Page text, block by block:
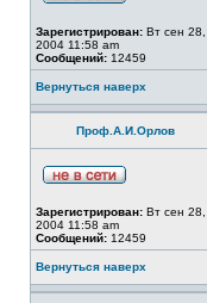
Зарегистрирован: Вт сен 28,
2004 11:58 am
Сообщений: 12459
Вернуться наверх
Проф.А.И.Орлов
Зарегистрирован: Вт сен 28,
2004 11:58 am
Сообщений: 12459
Вернуться наверх